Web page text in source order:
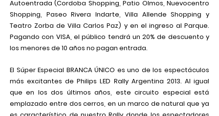
Autoentrada (Cordoba Shopping, Patio Olmos, Nuevocentro
Shopping, Paseo Rivera Indarte, Villa Allende Shopping y
Teatro Zorba de Villa Carlos Paz) y en el ingreso al Parque.
Pagando con VISA, el público tendrá un 20% de descuento y
los menores de 10 años no pagan entrada.
El Súper Especial BRANCA ÚNICO es uno de los espectáculos
más excitantes de Philips LED Rally Argentina 2013. Al igual
que en los dos últimos años, este circuito especial está
emplazado entre dos cerros, en un marco de natural que ya